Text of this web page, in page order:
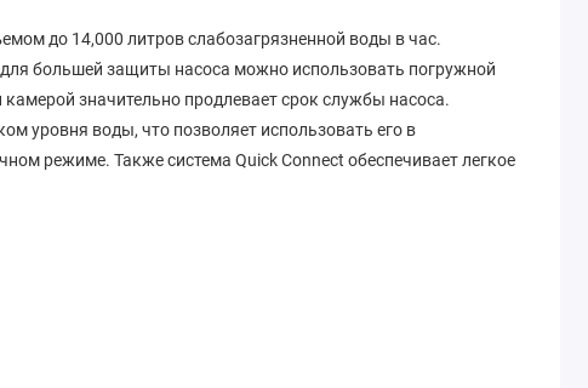
до 14,000 литров слабозагрязненной воды в час.
большей защиты насоса можно использовать погружной
значительно продлевает срок службы насоса.
уровня воды, что позволяет использовать его в
режиме. Также системаQuick Connect обеспечивает легкое